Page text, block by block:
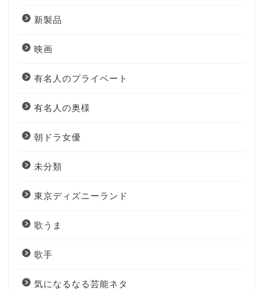
新製品
映画
有名人のプライベート
有名人の奥様
朝ドラ女優
未分類
東京ディズニーランド
歌うま
歌手
気になるなる芸能ネタ